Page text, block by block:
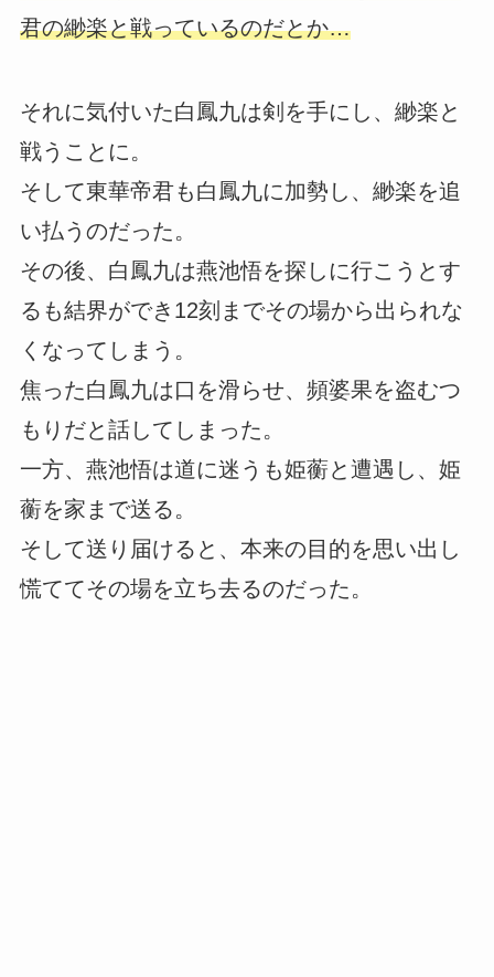
君の緲楽と戦っているのだとか…
それに気付いた白鳳九は剣を手にし、緲楽と
戦うことに。
そして東華帝君も白鳳九に加勢し、緲楽を追
い払うのだった。
その後、白鳳九は燕池悟を探しに行こうとす
るも結界ができ12刻までその場から出られな
くなってしまう。
焦った白鳳九は口を滑らせ、頻婆果を盗むつ
もりだと話してしまった。
一方、燕池悟は道に迷うも姫蘅と遭遇し、姫
蘅を家まで送る。
そして送り届けると、本来の目的を思い出し
慌ててその場を立ち去るのだった。